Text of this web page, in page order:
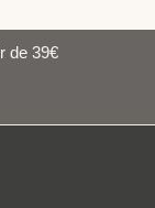
de 39€